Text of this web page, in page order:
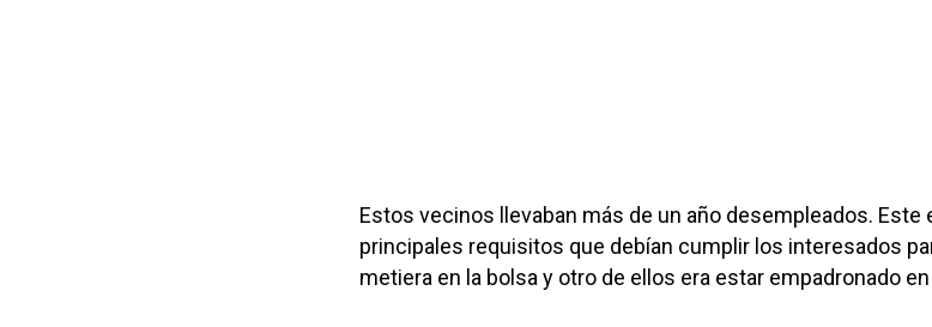
Estos vecinos llevaban más de un año desempleados. Este
principales requisitos que debían cumplir los interesados
metiera en la bolsa y otro de ellos era estar empadronado